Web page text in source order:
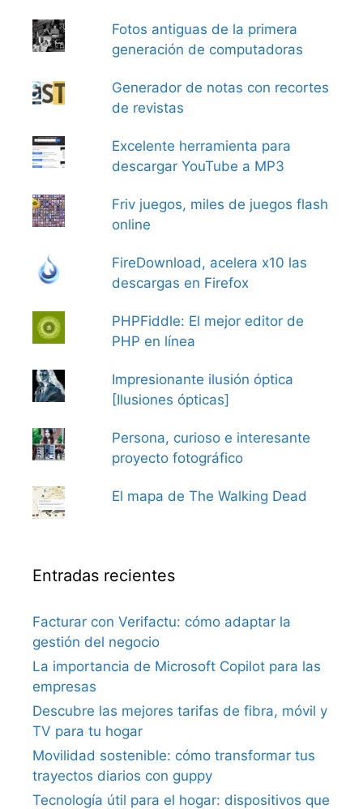
Fotos antiguas de la primera
generación de computadoras
Generador de notas con recortes
de revistas
Excelente herramienta para
descargar YouTube a MP3
Friv juegos, miles de juegos flash
online
FireDownload, acelera x10 las
descargas en Firefox
PHPFiddle: El mejor editor de
PHP en línea
Impresionante ilusión óptica
[Ilusiones ópticas]
Persona, curioso e interesante
proyecto fotográfico
El mapa de The Walking Dead
Entradas recientes
Facturar con Verifactu: cómo adaptar la
gestión del negocio
La importancia de Microsoft Copilot para las
empresas
Descubre las mejores tarifas de fibra, móvil y
TV para tu hogar
Movilidad sostenible: cómo transformar tus
trayectos diarios con guppy
Tecnología útil para el hogar: dispositivos que